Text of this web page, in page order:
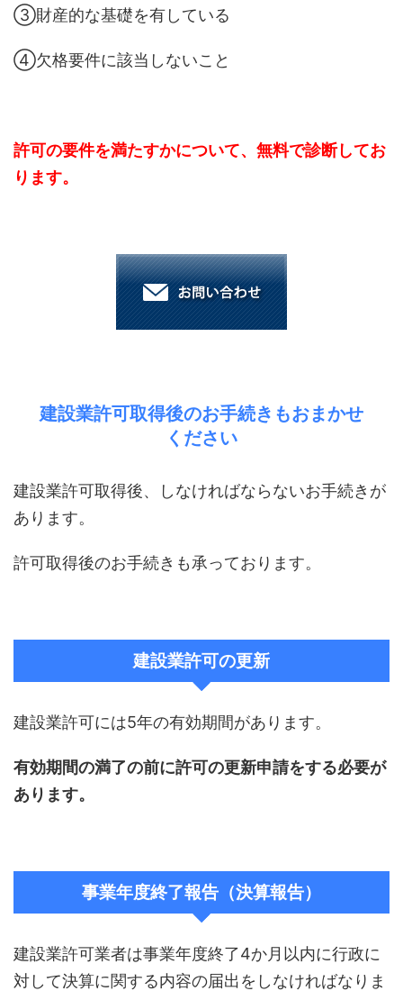
③財産的な基礎を有している
④欠格要件に該当しないこと
許可の要件を満たすかについて、無料で診断してお
ります。
建設業許可取得後のお手続きもおまかせ
ください
建設業許可取得後、しなければならないお手続きが
あります。
許可取得後のお手続きも承っております。
建設業許可の更新
建設業許可には5年の有効期間があります。
有効期間の満了の前に許可の更新申請をする必要が
あります。
事業年度終了報告（決算報告）
建設業許可業者は事業年度終了4か月以内に行政に
対して決算に関する内容の届出をしなければなりま